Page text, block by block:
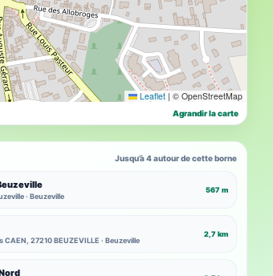
Leaflet | © OpenStreetMap
Agrandir la carte
Jusqu’à 4 autour de cette borne
· Beuzeville
567 m
CAEN, 27210 BEUZEVILLE · Beuzeville
2,7 km